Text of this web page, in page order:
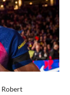
Robert